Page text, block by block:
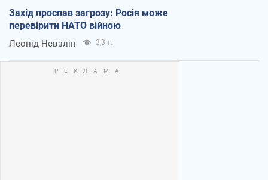
Захід проспав загрозу: Росія може
перевірити НАТО війною
Леонід Невзлін 3,3 т.